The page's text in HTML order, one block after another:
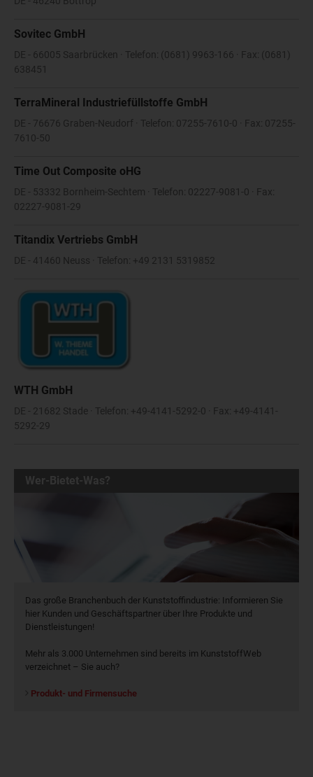
Sovitec GmbH
DE - 66005 Saarbrücken · Telefon: (0681) 9963-166 · Fax: (0681)
638451
TerraMineral Industriefüllstoffe GmbH
DE - 76676 Graben-Neudorf · Telefon: 07255-7610-0 · Fax: 07255-
7610-50
Time Out Composite oHG
DE - 53332 Bornheim-Sechtem · Telefon: 02227-9081-0 · Fax:
02227-9081-29
Titandix Vertriebs GmbH
DE - 41460 Neuss · Telefon: +49 2131 5319852
WTH GmbH
DE - 21682 Stade · Telefon: +49-4141-5292-0 · Fax: +49-4141-
5292-29
Wer-Bietet-Was?
Das große Branchenbuch der Kunststoffindustrie: Informieren Sie
hier Kunden und Geschäftspartner über Ihre Produkte und
Dienstleistungen!
Mehr als 3.000 Unternehmen sind bereits im KunststoffWeb
verzeichnet – Sie auch?
Produkt- und Firmensuche